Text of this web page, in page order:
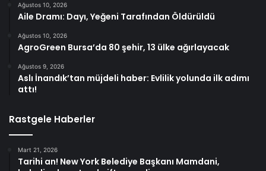
Ağustos 10, 2026
Aile Dramı: Dayı, Yeğeni Tarafından Öldürüldü
Ağustos 10, 2026
AgroGreen Bursa’da 80 şehir, 13 ülke ağırlayacak
Ağustos 9, 2026
Aslı İnandık’tan müjdeli haber: Evlilik yolunda ilk adımı
attı!
Rastgele Haberler
Mart 21, 2026
Tarihi an! New York Belediye Başkanı Mamdani,